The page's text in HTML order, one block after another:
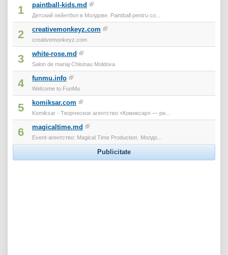
1 paintball-kids.md
Детский пейнтбол в Молдове. Paintball pentru co...
2 creativemonkeyz.com
creativemonkeyz.com
3 white-rose.md
Salon de mariaj Chisinau Moldova
4 funmu.info
Welcome to FunMu
5 komiksar.com
Komiksar - Творческое агентство «Комиксар» — ри...
6 magicaltime.md
Event-агентство: Magical Time Production. Молдо...
Publicitate